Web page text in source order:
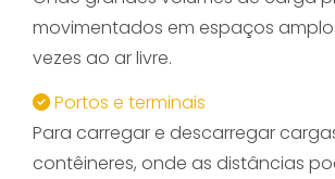
movimentados em espaços
vezes ao ar livre.
Portos e terminais
Para carregar e descarregar
contêineres, onde as distâncias